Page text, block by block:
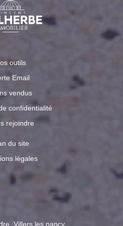
outils
Email
vendus
confidentialité
rejoindre
du site
légales
Villers les nancy